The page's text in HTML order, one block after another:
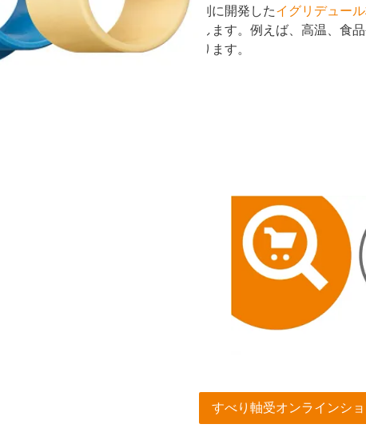
別に開発したイグリデュー
します。例えば、高温、食
ります。
すべり軸受オンラインシ